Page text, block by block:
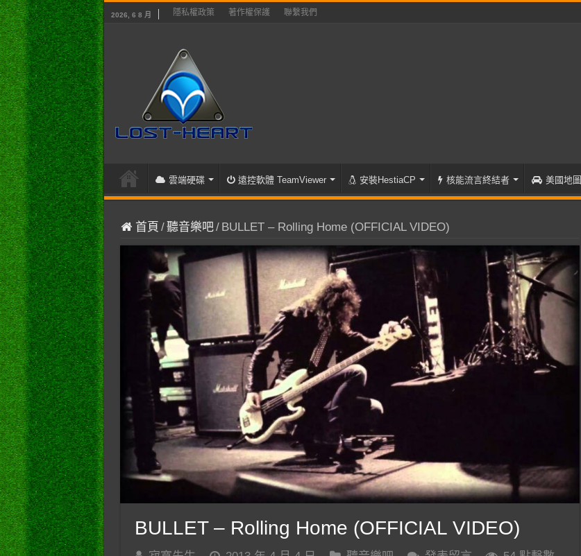
2026, 6 8 月 隱私權政策 著作權保護 聯繫我們
雲端硬碟 遠控軟體 TeamViewer 安裝HestiaCP 核能流言終結者 美國地圖
首頁 /聽音樂吧/ BULLET – Rolling Home (OFFICIAL VIDEO)
BULLET – Rolling Home (OFFICIAL VIDEO)